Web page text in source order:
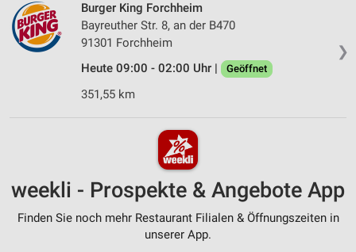
❯
Burger King Forchheim
Bayreuther Str. 8, an der B470
91301 Forchheim
Heute 09:00 - 02:00 Uhr |
Geöffnet
351,55 km
weekli - Prospekte & Angebote App
Finden Sie noch mehr Restaurant Filialen & Öffnungszeiten in
unserer App.